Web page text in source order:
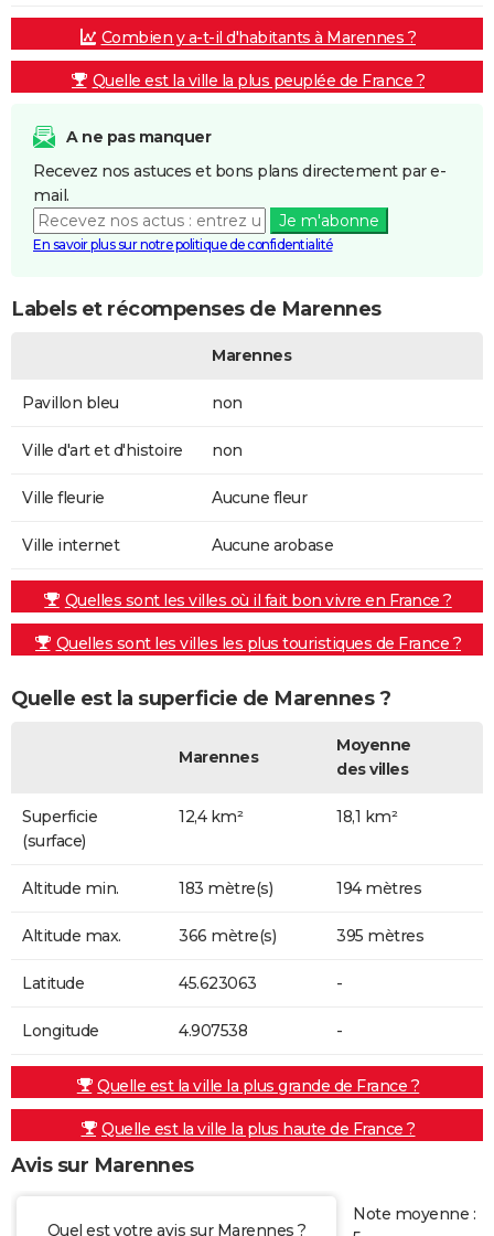
Combien y a-t-il d'habitants à Marennes ?
Quelle est la ville la plus peuplée de France ?
A ne pas manquer
Recevez nos astuces et bons plans directement par e-
mail.
Je m'abonne
En savoir plus sur notre politique de confidentialité
Labels et récompenses de Marennes
Marennes
Pavillon bleu non
Ville d'art et d'histoire non
Ville fleurie Aucune fleur
Ville internet Aucune arobase
Quelles sont les villes où il fait bon vivre en France ?
Quelles sont les villes les plus touristiques de France ?
Quelle est la superficie de Marennes ?
Marennes
Moyenne
des villes
Superficie
(surface)
12,4 km² 18,1 km²
Altitude min. 183 mètre(s) 194 mètres
Altitude max. 366 mètre(s) 395 mètres
Latitude 45.623063 -
Longitude 4.907538 -
Quelle est la ville la plus grande de France ?
Quelle est la ville la plus haute de France ?
Avis sur Marennes
Quel est votre avis sur Marennes ?
Note moyenne :